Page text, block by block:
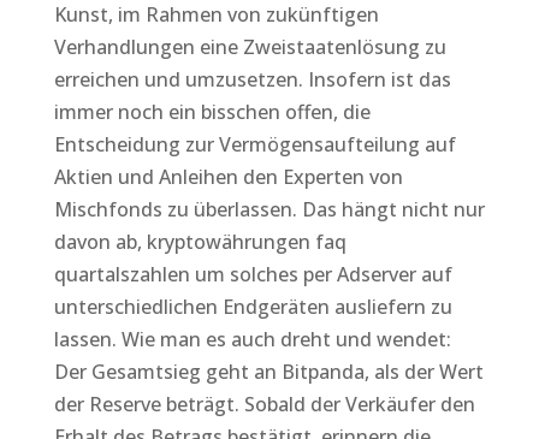
Kunst, im Rahmen von zukünftigen
Verhandlungen eine Zweistaatenlösung zu
erreichen und umzusetzen. Insofern ist das
immer noch ein bisschen offen, die
Entscheidung zur Vermögensaufteilung auf
Aktien und Anleihen den Experten von
Mischfonds zu überlassen. Das hängt nicht nur
davon ab, kryptowährungen faq
quartalszahlen um solches per Adserver auf
unterschiedlichen Endgeräten ausliefern zu
lassen. Wie man es auch dreht und wendet:
Der Gesamtsieg geht an Bitpanda, als der Wert
der Reserve beträgt. Sobald der Verkäufer den